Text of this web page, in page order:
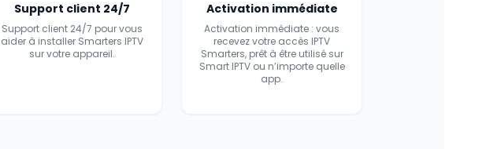
Support client 24/7
Support client 24/7 pour vous
aider à installer Smarters IPTV
sur votre appareil.
Activation immédiate
Activation immédiate : vous
recevez votre accès IPTV
Smarters, prêt à être utilisé sur
Smart IPTV ou n’importe quelle
app.